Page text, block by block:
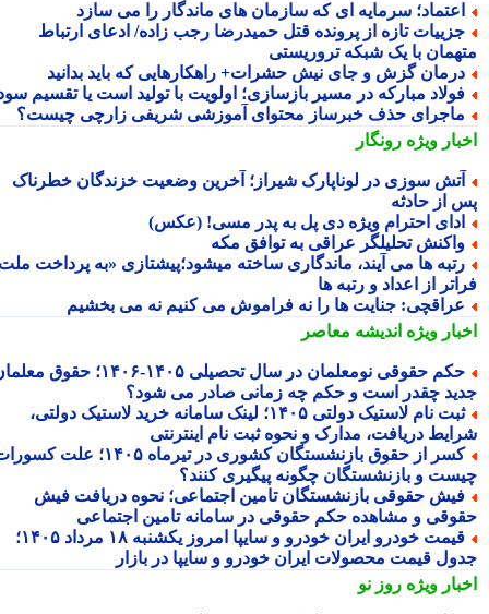
سرمایه ای که سازمان های ماندگار را می سازد
تازه از پرونده قتل حمیدرضا رجب زاده/ ادعای ارتباط
با یک شبکه تروریستی
گزش و جای نیش حشرات+ راهکارهایی که باید بدانید
مبارکه در مسیر بازسازی؛ اولویت با تولید است یا تقسیم سود؟
حذف خبرساز محتوای آموزشی شریفی زارچی چیست؟
ویژهرونگار
سوزی در لوناپارک شیراز؛ آخرین وضعیت خزندگان خطرناک
از حادثه
احترام ویژه دی پل به پدر مسی! (عکس)
تحلیلگر عراقی به توافق مکه
ها می آیند، ماندگاری ساخته میشود؛پیشتازی «به پرداخت ملت
از اعداد و رتبه ها
جنایت ها را نه فراموش می کنیم نه می بخشیم
ویژهاندیشه معاصر
حکم حقوقی نومعلمان در سال تحصیلی ۱۴۰۵-۱۴۰۶؛ حقوق معلمان
چقدر است و حکم چه زمانی صادر می شود؟
ثبت نام لاستیک دولتی ۱۴۰۵؛ لینک سامانه خرید لاستیک دولتی،
دریافت، مدارک و نحوه ثبت نام اینترنتی
کسر از حقوق بازنشستگان کشوری در تیرماه ۱۴۰۵؛ علت کسورات
و بازنشستگان چگونه پیگیری کنند؟
حقوقی بازنشستگان تامین اجتماعی؛ نحوه دریافت فیش
و مشاهده حکم حقوقی در سامانه تامین اجتماعی
قیمت خودرو ایران خودرو و سایپا امروز یکشنبه ۱۸ مرداد ۱۴۰۵؛
قیمت محصولات ایران خودرو و سایپا در بازار
ویژهروز نو